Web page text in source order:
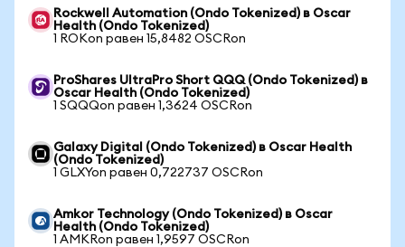
Rockwell Automation (Ondo Tokenized) в Oscar
Health (Ondo Tokenized)
1 ROKon равен 15,8482 OSCRon
ProShares UltraPro Short QQQ (Ondo Tokenized) в
Oscar Health (Ondo Tokenized)
1 SQQQon равен 1,3624 OSCRon
Galaxy Digital (Ondo Tokenized) в Oscar Health
(Ondo Tokenized)
1 GLXYon равен 0,722737 OSCRon
Amkor Technology (Ondo Tokenized) в Oscar
Health (Ondo Tokenized)
1 AMKRon равен 1,9597 OSCRon